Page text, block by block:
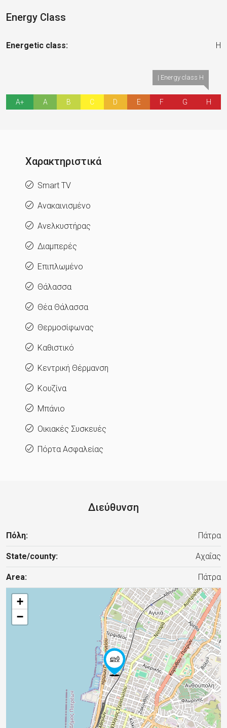
Energy Class
Energetic class: H
A+ A B C D E F G
| Energy class H
H
Χαρακτηριστικά
Smart TV
Ανακαινισμένο
Ανελκυστήρας
Διαμπερές
Επιπλωμένο
Θάλασσα
Θέα Θάλασσα
Θερμοσίφωνας
Καθιστικό
Κεντρική Θέρμανση
Κουζίνα
Μπάνιο
Οικιακές Συσκευές
Πόρτα Ασφαλείας
Διεύθυνση
Πόλη: Πάτρα
State/county: Αχαΐας
Area: Πάτρα
+
−